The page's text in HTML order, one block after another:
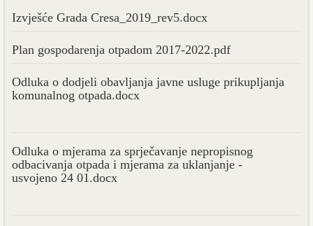
Izvješće Grada Cresa_2019_rev5.docx
Plan gospodarenja otpadom 2017-2022.pdf
Odluka o dodjeli obavljanja javne usluge prikupljanja
komunalnog otpada.docx
Odluka o mjerama za sprječavanje nepropisnog
odbacivanja otpada i mjerama za uklanjanje -
usvojeno 24 01.docx